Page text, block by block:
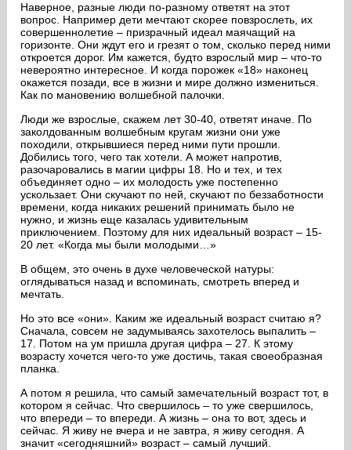
Наверное, разные люди по-разному ответят на этот
вопрос. Например дети мечтают скорее повзрослеть, их
совершеннолетие – призрачный идеал маячащий на
горизонте. Они ждут его и грезят о том, сколько перед ними
откроется дорог. Им кажется, будто взрослый мир – что-то
невероятно интересное. И когда порожек «18» наконец
окажется позади, все в жизни и мире должно измениться.
Как по мановению волшебной палочки.
Люди же взрослые, скажем лет 30-40, ответят иначе. По
заколдованным волшебным кругам жизни они уже
походили, открывшиеся перед ними пути прошли.
Добились того, чего так хотели. А может напротив,
разочаровались в магии цифры 18. Но и тех, и тех
объединяет одно – их молодость уже постепенно
ускользает. Они скучают по ней, скучают по беззаботности
времени, когда никаких решений принимать было не
нужно, и жизнь еще казалась удивительным
приключением. Поэтому для них идеальный возраст – 15-
20 лет. «Когда мы были молодыми…»
В общем, это очень в духе человеческой натуры:
оглядываться назад и вспоминать, смотреть вперед и
мечтать.
Но это все «они». Каким же идеальный возраст считаю я?
Сначала, совсем не задумываясь захотелось выпалить –
17. Потом на ум пришла другая цифра – 27. К этому
возрасту хочется чего-то уже достичь, такая своеобразная
планка.
А потом я решила, что самый замечательный возраст тот, в
котором я сейчас. Что свершилось – то уже свершилось,
что впереди – то впереди. А жизнь – она то вот, здесь и
сейчас. Я живу не вчера и не завтра, я живу сегодня. А
значит «сегодняшний» возраст – самый лучший.